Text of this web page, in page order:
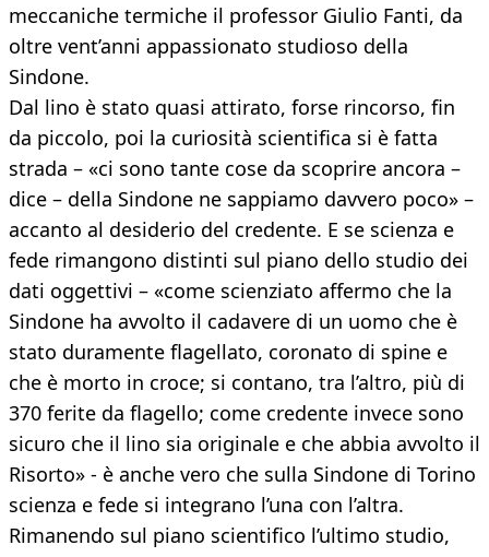
meccaniche termiche il professor Giulio Fanti, da
oltre vent’anni appassionato studioso della
Sindone.
Dal lino è stato quasi attirato, forse rincorso, fin
da piccolo, poi la curiosità scientifica si è fatta
strada – «ci sono tante cose da scoprire ancora –
dice – della Sindone ne sappiamo davvero poco» –
accanto al desiderio del credente. E se scienza e
fede rimangono distinti sul piano dello studio dei
dati oggettivi – «come scienziato affermo che la
Sindone ha avvolto il cadavere di un uomo che è
stato duramente flagellato, coronato di spine e
che è morto in croce; si contano, tra l’altro, più di
370 ferite da flagello; come credente invece sono
sicuro che il lino sia originale e che abbia avvolto il
Risorto» - è anche vero che sulla Sindone di Torino
scienza e fede si integrano l’una con l’altra.
Rimanendo sul piano scientifico l’ultimo studio,